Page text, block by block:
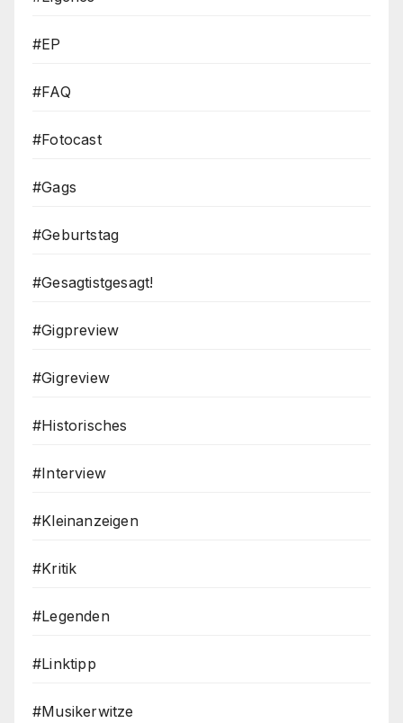
#EP
#FAQ
#Fotocast
#Gags
#Geburtstag
#Gesagtistgesagt!
#Gigpreview
#Gigreview
#Historisches
#Interview
#Kleinanzeigen
#Kritik
#Legenden
#Linktipp
#Musikerwitze